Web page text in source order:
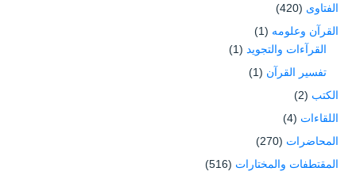
الفتاوى (420)
القرآن وعلومه (1)
القرآءات والتجويد (1)
تفسير القرآن (1)
الكتب (2)
اللقاءات (4)
المحاضرات (270)
المقتطفات والمختارات (516)